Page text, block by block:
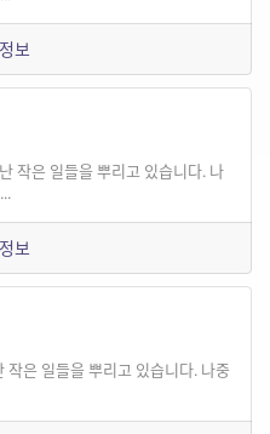
보
작은 일들을 뿌리고 있습니다. 나
보
작은 일들을 뿌리고 있습니다. 나중